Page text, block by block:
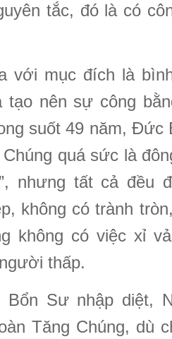
tắc, đó là có
với mục đích là
tạo nên sự công
suốt 49 năm, Đức
quá sức là
nhưng tất cả đều
không có trành
không có việc xỉ
thấp.
Sư nhập diệt,
Tăng Chúng, dù